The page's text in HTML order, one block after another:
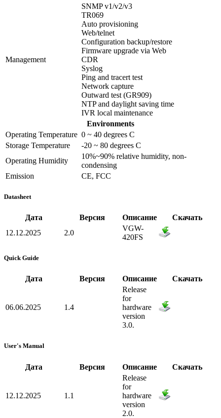
Management
SNMP v1/v2/v3
TR069
Auto provisioning
Web/telnet
Configuration backup/restore
Firmware upgrade via Web
CDR
Syslog
Ping and tracert test
Network capture
Outward test (GR909)
NTP and daylight saving time
IVR local maintenance
Environments
Operating Temperature 0 ~ 40 degrees C
Storage Temperature
-20 ~ 80 degrees C
Operating Humidity
10%~90% relative humidity, non-
condensing
Emission
CE, FCC
Datasheet
Дата Версия Описание
Скачать
12.12.2025
2.0
VGW-
420FS
Quick Guide
Дата Версия Описание Скачать
06.06.2025 1.4
Release
for
hardware
version
3.0.
User's Manual
Дата Версия Описание Скачать
12.12.2025 1.1
Release
for
hardware
version
2.0.